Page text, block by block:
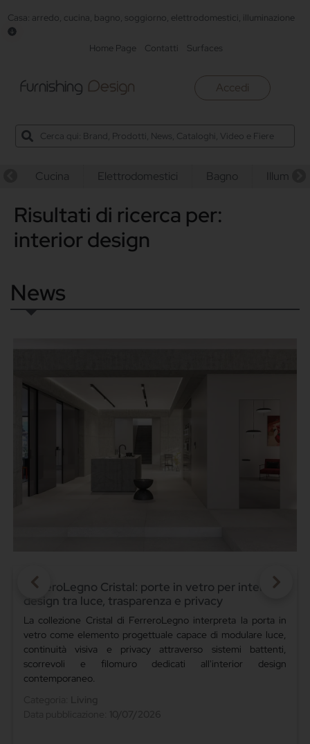
Casa: arredo, cucina, bagno, soggiorno, elettrodomestici, illuminazione
Home Page Contatti Surfaces
Accedi
Cucina Elettrodomestici Bagno
Risultati di ricerca per:
interior design
News
Bolzan arreda il Boutique Hotel Palazzo Balsamo:
design del sonno e comfort per l'hospitality
contemporanea
Letti, divani letto e complementi d'arredo Bolzan definiscono
il progetto del Boutique Hotel Palazzo Balsamo di Palermo,
coniugando manifattura italiana, materiali naturali e
benessere del riposo per il settore hospitality